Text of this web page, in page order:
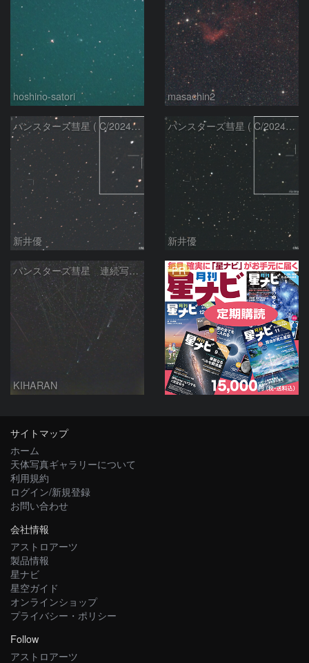
hoshino-satori masachin2
パンスターズ彗星 ( C/2024R4 )：2026/06/28
新井優
パンスターズ彗星 ( C/2024G4 )の予報位置：2026/06/23
新井優
パンスターズ彗星 連続写真 再処理
KIHARAN
PR
サイトマップ
ホーム
天体写真ギャラリーについて
利用規約
ログイン/新規登録
お問い合わせ
会社情報
アストロアーツ
製品情報
星ナビ
星空ガイド
オンラインショップ
プライバシー・ポリシー
Follow
アストロアーツ